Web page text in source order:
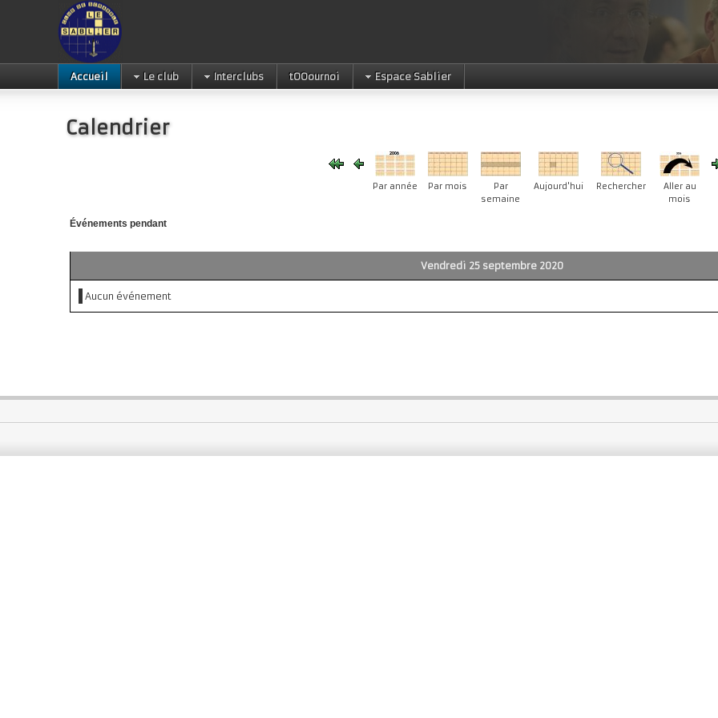
Accueil Le club Interclubs tOOournoi Espace Sablier
Calendrier
Par année Par mois
Par
semaine
Aujourd'hui Rechercher
Aller au
mois
Événements pendant
Vendredi 25 septembre 2020
Aucun événement